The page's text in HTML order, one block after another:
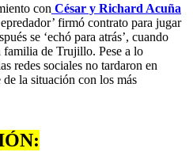
con César y Richard Acuña
firmó contrato para jugar
se ‘echó para atrás’, cuando
familia de Trujillo. Pese a lo
redes sociales no tardaron en
la situación con los más